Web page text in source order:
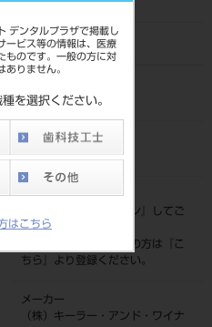
デンタルプラザで掲載し
ービス等の情報は、医療
ものです。一般の方に対
ありません。
を選択ください。
はこちら
206720180B
JAN/EANコード
標準価格
ログイン
』してご
覧ください。
ネット会員登録がまだの方は『
こ
ちら
』より登録ください。
メーカー
（株）キーラー・アンド・ワイナ